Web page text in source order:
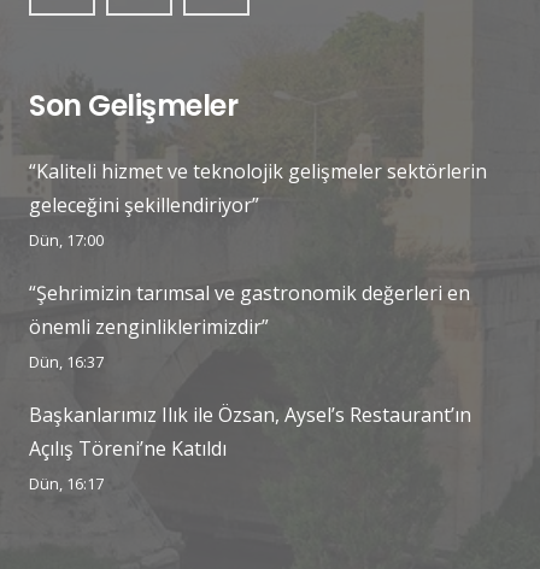
Son Gelişmeler
“Kaliteli hizmet ve teknolojik gelişmeler sektörlerin
geleceğini şekillendiriyor”
Dün, 17:00
“Şehrimizin tarımsal ve gastronomik değerleri en
önemli zenginliklerimizdir”
Dün, 16:37
Başkanlarımız Ilık ile Özsan, Aysel’s Restaurant’ın
Açılış Töreni’ne Katıldı
Dün, 16:17